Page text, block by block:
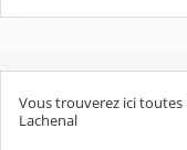
Vous trouverez ici toutes
Lachenal